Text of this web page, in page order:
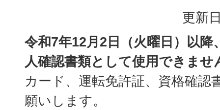
更新
令和7年12月2日（火曜日）以降
人確認書類として使用できませ
カード、運転免許証、資格確認
願いします。